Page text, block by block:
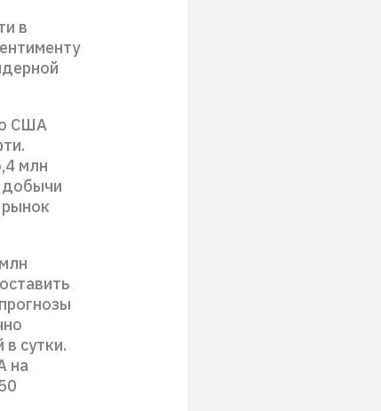
в
США
млн
добычи
сутки.
на